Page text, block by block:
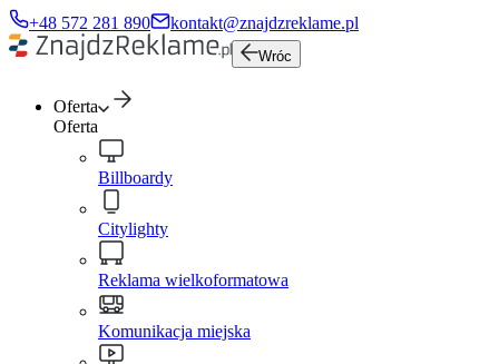
+48 572 281 890 kontakt@znajdzreklame.pl
Wróc
Oferta
Oferta
Billboardy
Citylighty
Reklama wielkoformatowa
Komunikacja miejska